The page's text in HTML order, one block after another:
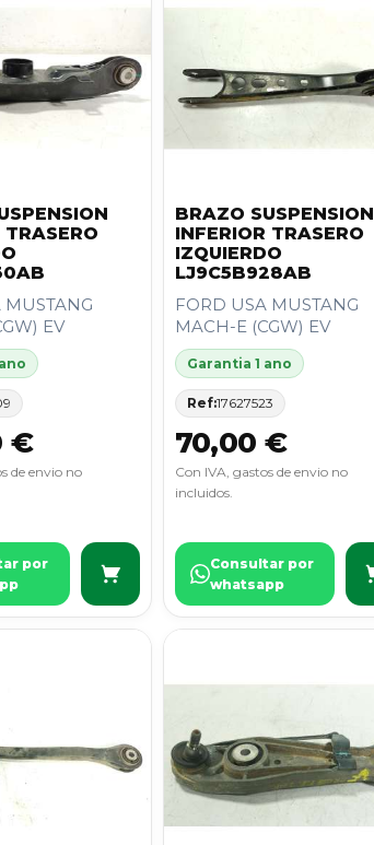
TRASERO
MUSTANG
EV
€
de envio no
por
BRAZO SUSPENSION
INFERIOR TRASERO
IZQUIERDO
LJ9C5B928AB
FORD USA MUSTANG
MACH-E (CGW) EV
Garantia 1 ano
Ref:17627523
70,00 €
Con IVA, gastos de envio no
incluidos.
Consultar por
whatsapp